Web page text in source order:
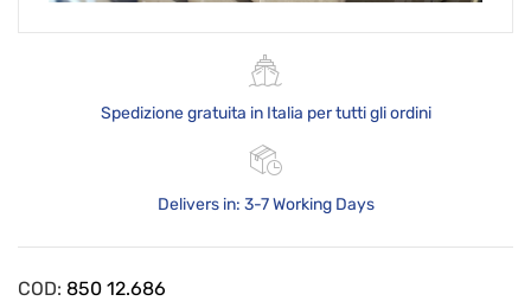
Spedizione gratuita in Italia per tutti gli ordini
Delivers in: 3-7 Working Days
COD: 850 12.686